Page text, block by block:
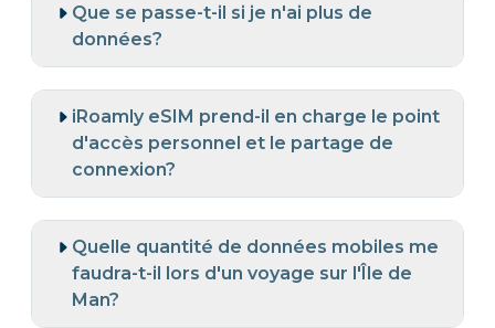
Que se passe-t-il si je n'ai plus de
données?
iRoamly eSIM prend-il en charge le point
d'accès personnel et le partage de
connexion?
Quelle quantité de données mobiles me
faudra-t-il lors d'un voyage sur l'Île de
Man?